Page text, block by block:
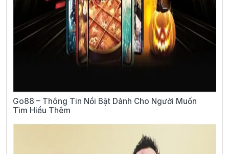
Go88 – Thông Tin Nổi Bật Dành Cho Người Muốn
Tìm Hiểu Thêm